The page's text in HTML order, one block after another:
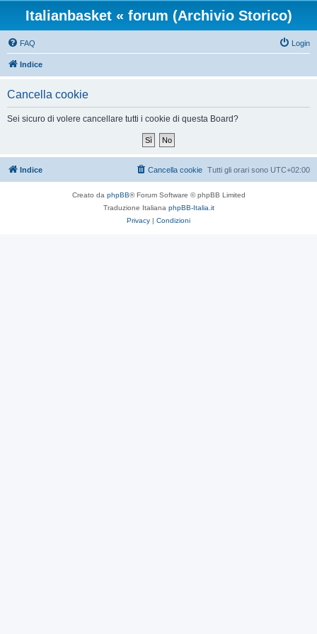
Italianbasket « forum (Archivio Storico)
FAQ Login
Indice
Cancella cookie
Sei sicuro di volere cancellare tutti i cookie di questa Board?
Indice Tutti gli orari sono UTC+02:00
Cancella cookie
Creato da phpBB® Forum Software © phpBB Limited
Traduzione Italiana phpBB-Italia.it
Privacy | Condizioni